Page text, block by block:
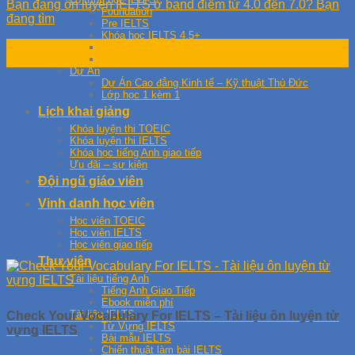
Foundation
Pre IELTS
Khóa học IELTS 4.5+
Dự Án
Dự Án Cao đẳng Kinh tế – Kỹ thuật Thủ Đức
Lớp học 1 kèm 1
Lịch khai giảng
Khóa luyện thi TOEIC
Khóa luyện thi IELTS
Khóa học tiếng Anh giao tiếp
Ưu đãi – sự kiện
Đội ngũ giáo viên
Vinh danh học viên
Học viên TOEIC
Học viên IELTS
Học viên giao tiếp
Thư viện
Tài liệu tiếng Anh
Tiếng Anh Giao Tiếp
Ebook miễn phí
Tài liệu IELTS
Từ Vựng IELTS
Bài mẫu IELTS
Chiến thuật làm bài IELTS
Bạn đang ôn luyện IELTS ở band điểm từ 4.0 đến 7.0? Bạn
đang tìm
Check Your Vocabulary For IELTS – Tài liệu ôn luyện từ
vựng IELTS